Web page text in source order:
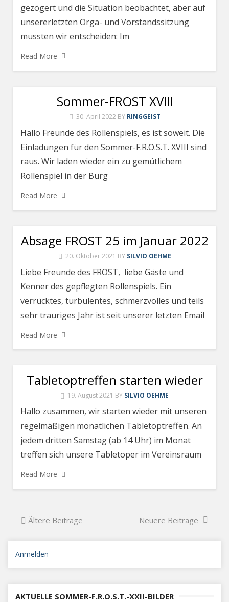
gezögert und die Situation beobachtet, aber auf
unsererletzten Orga- und Vorstandssitzung
mussten wir entscheiden: Im
Read More
Sommer-FROST XVIII
30. April 2022 BY RINGGEIST
Hallo Freunde des Rollenspiels, es ist soweit. Die
Einladungen für den Sommer-F.R.O.S.T. XVIII sind
raus. Wir laden wieder ein zu gemütlichem
Rollenspiel in der Burg
Read More
Absage FROST 25 im Januar 2022
20. Oktober 2021 BY SILVIO OEHME
Liebe Freunde des FROST, liebe Gäste und
Kenner des gepflegten Rollenspiels. Ein
verrücktes, turbulentes, schmerzvolles und teils
sehr trauriges Jahr ist seit unserer letzten Email
Read More
Tabletoptreffen starten wieder
19. August 2021 BY SILVIO OEHME
Hallo zusammen, wir starten wieder mit unseren
regelmäßigen monatlichen Tabletoptreffen. An
jedem dritten Samstag (ab 14 Uhr) im Monat
treffen sich unsere Tabletoper im Vereinsraum
Read More
Beitragsnavigation
Ältere Beiträge Neuere Beiträge
Anmelden
AKTUELLE SOMMER-F.R.O.S.T.-XXII-BILDER